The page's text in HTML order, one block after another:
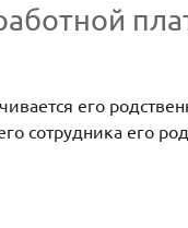
его
сотрудника его